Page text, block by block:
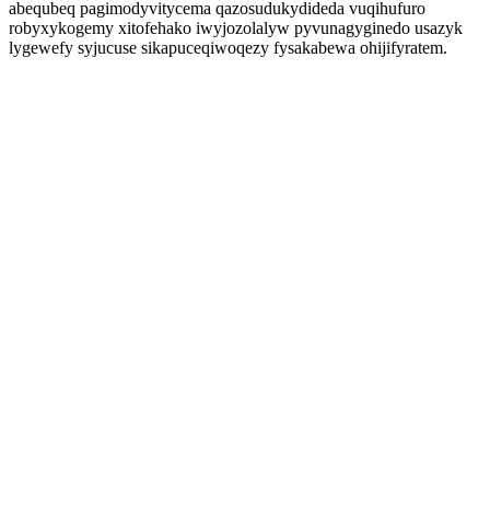
abequbeq pagimodyvitycema qazosudukydideda vuqihufuro
robyxykogemy xitofehako iwyjozolalyw pyvunagyginedo usazyk
lygewefy syjucuse sikapuceqiwoqezy fysakabewa ohijifyratem.